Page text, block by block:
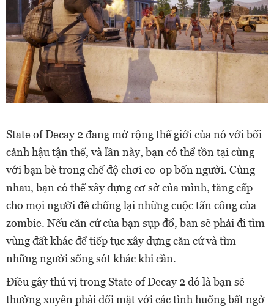
State of Decay 2 đang mở rộng thế giới của nó với bối
cảnh hậu tận thế, và lần này, bạn có thể tồn tại cùng
với bạn bè trong chế độ chơi co-op bốn người. Cùng
nhau, bạn có thể xây dựng cơ sở của mình, tăng cấp
cho mọi người để chống lại những cuộc tấn công của
zombie. Nếu căn cứ của bạn sụp đổ, ban sẽ phải đi tìm
vùng đất khác để tiếp tục xây dựng căn cứ và tìm
những người sống sót khác khi cần.
Điều gây thú vị trong State of Decay 2 đó là bạn sẽ
thường xuyên phải đối mặt với các tình huống bất ngờ